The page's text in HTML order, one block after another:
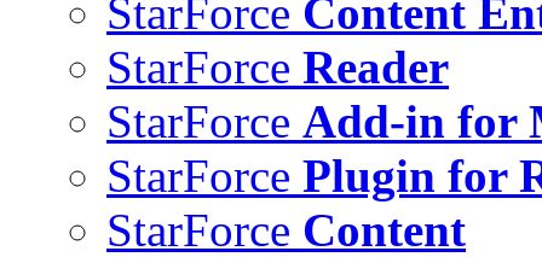
StarForce Content
StarForce Reader
StarForce Add-in for
StarForce Plugin for
StarForce Content